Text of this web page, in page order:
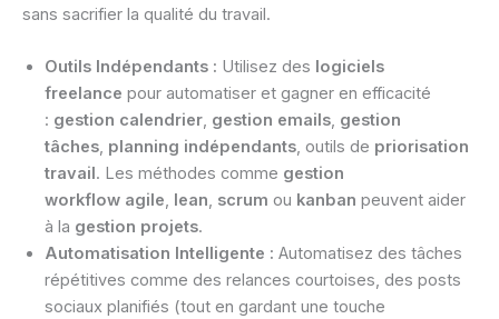
sans sacrifier la qualité du travail.
Outils Indépendants : Utilisez des logiciels
freelance pour automatiser et gagner en efficacité
: gestion calendrier, gestion emails, gestion
tâches, planning indépendants, outils de priorisation
travail . Les méthodes comme gestion
workflow agile, lean, scrum ou kanban peuvent aider
à la gestion projets.
Automatisation Intelligente : Automatisez des tâches
répétitives comme des relances courtoises, des posts
sociaux planifiés (tout en gardant une touche